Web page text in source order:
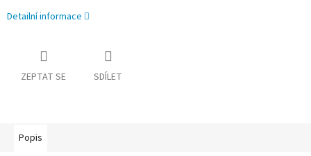
Detailní informace
ZEPTAT SE SDÍLET
Popis